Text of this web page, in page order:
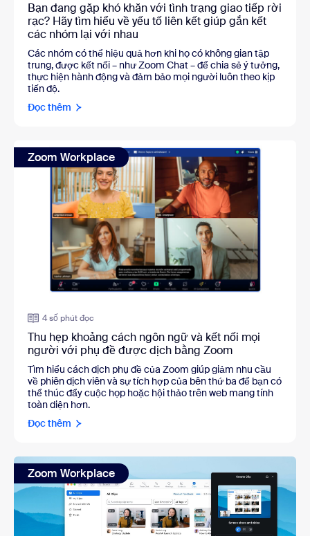
Bạn đang gặp khó khăn với tình trạng giao tiếp rời
rạc? Hãy tìm hiểu về yếu tố liên kết giúp gắn kết
các nhóm lại với nhau
Các nhóm có thể hiệu quả hơn khi họ có không gian tập
trung, được kết nối – như Zoom Chat – để chia sẻ ý tưởng,
thực hiện hành động và đảm bảo mọi người luôn theo kịp
tiến độ.
Đọc thêm
Zoom Workplace
4 số phút đọc
Thu hẹp khoảng cách ngôn ngữ và kết nối mọi
người với phụ đề được dịch bằng Zoom
Tìm hiểu cách dịch phụ đề của Zoom giúp giảm nhu cầu
về phiên dịch viên và sự tích hợp của bên thứ ba để bạn có
thể thúc đẩy cuộc họp hoặc hội thảo trên web mang tính
toàn diện hơn.
Đọc thêm
Zoom Workplace